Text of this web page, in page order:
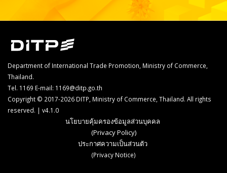
Department of International Trade Promotion, Ministry of Commerce,
Thailand.
Tel. 1169 E-mail: 1169@ditp.go.th
Copyright © 2017-2026 DITP, Ministry of Commerce, Thailand. All rights
reserved. | v4.1.0
นโยบายคุ้มครองข้อมูลส่วนบุคคล
(Privacy Policy)
ประกาศความเป็นส่วนตัว
(Privacy Notice)